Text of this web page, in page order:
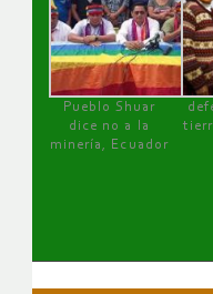
Pueblo Shuar
dice no a la
minería, Ecuador